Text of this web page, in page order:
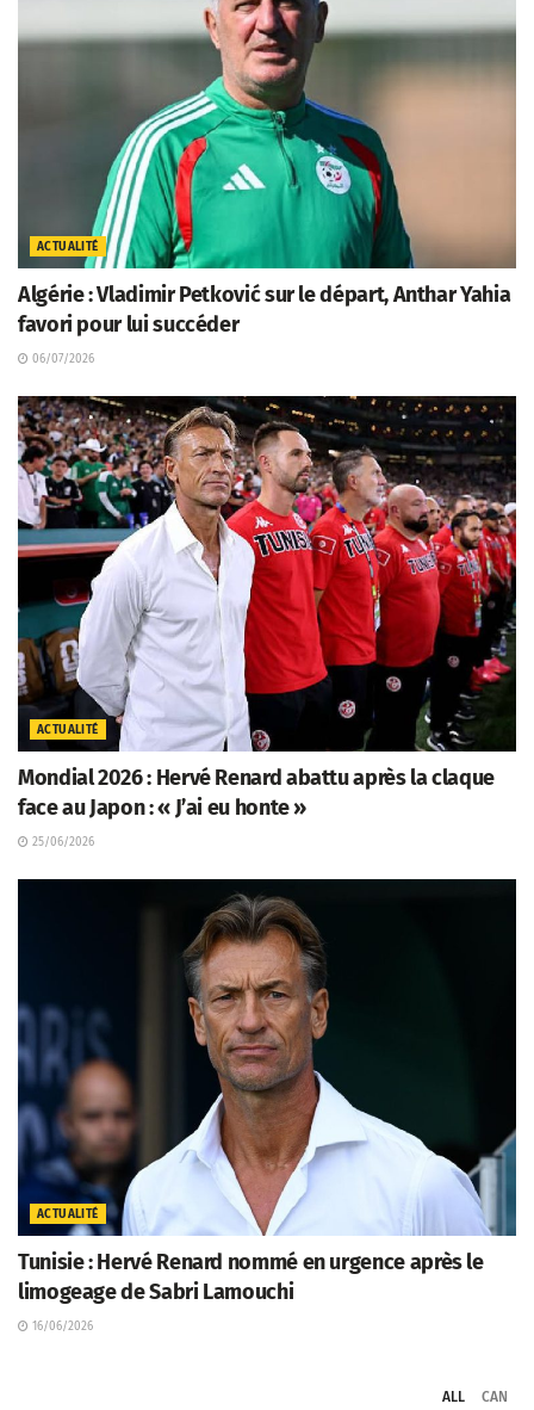
ACTUALITÉ
Algérie : Vladimir Petković sur le départ, Anthar Yahia
favori pour lui succéder
06/07/2026
ACTUALITÉ
Mondial 2026 : Hervé Renard abattu après la claque
face au Japon : « J’ai eu honte »
25/06/2026
ACTUALITÉ
Tunisie : Hervé Renard nommé en urgence après le
limogeage de Sabri Lamouchi
16/06/2026
ALL CAN